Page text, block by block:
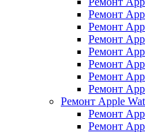
Ремонт
Ремонт
Ремонт
Ремонт
Ремонт
Ремонт
Ремонт
Ремонт Apple
Ремонт
Ремонт